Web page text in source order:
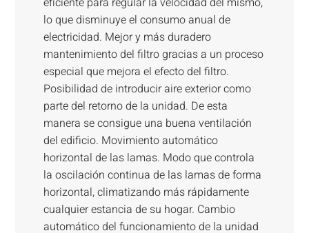
lo que disminuye el consumo anual de
electricidad. Mejor y más duradero
mantenimiento del filtro gracias a un proceso
especial que mejora el efecto del filtro.
Posibilidad de introducir aire exterior como
parte del retorno de la unidad. De esta
manera se consigue una buena ventilación
del edificio. Movimiento automático
horizontal de las lamas. Modo que controla
la oscilación continua de las lamas de forma
horizontal, climatizando más rápidamente
cualquier estancia de su hogar. Cambio
automático del funcionamiento de la unidad